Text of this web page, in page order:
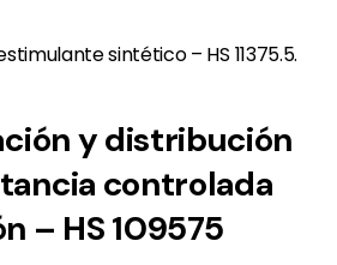
sintético – HS 11375.5.
y distribución
controlada
– HS 109575